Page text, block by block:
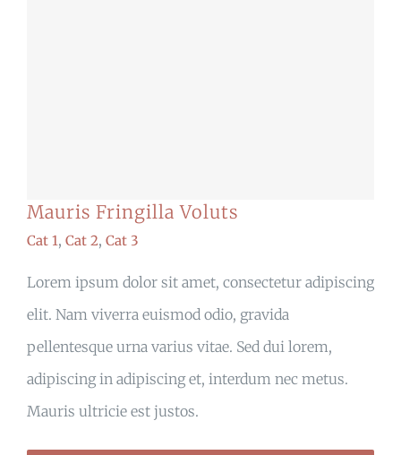
Mauris Fringilla Voluts
Cat 1, Cat 2, Cat 3
Lorem ipsum dolor sit amet, consectetur adipiscing
elit. Nam viverra euismod odio, gravida
pellentesque urna varius vitae. Sed dui lorem,
adipiscing in adipiscing et, interdum nec metus.
Mauris ultricie est justos.